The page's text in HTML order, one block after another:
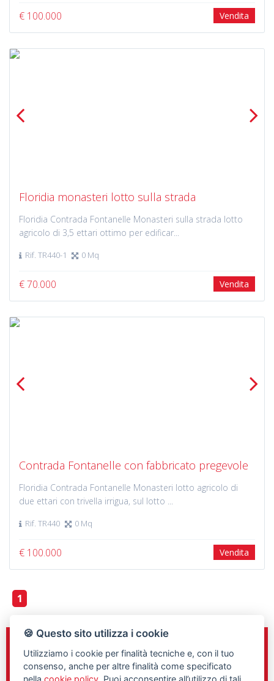
€ 100.000 Vendita
Floridia monasteri lotto sulla strada
Floridia Contrada Fontanelle Monasteri sulla strada lotto
agricolo di 3,5 ettari ottimo per edificar...
Rif. TR440-1 0 Mq
€ 70.000 Vendita
Contrada Fontanelle con fabbricato pregevole
Floridia Contrada Fontanelle Monasteri lotto agricolo di
due ettari con trivella irrigua, sul lotto ...
Rif. TR440 0 Mq
€ 100.000 Vendita
1
Sede e Direzione
C.so Gelone n.148
Siracusa, 96100
🍪 Questo sito utilizza i cookie
Utilizziamo i cookie per finalità tecniche e, con il tuo
consenso, anche per altre finalità come specificato
nellacookie policy . Puoi acconsentire all’utilizzo di tali